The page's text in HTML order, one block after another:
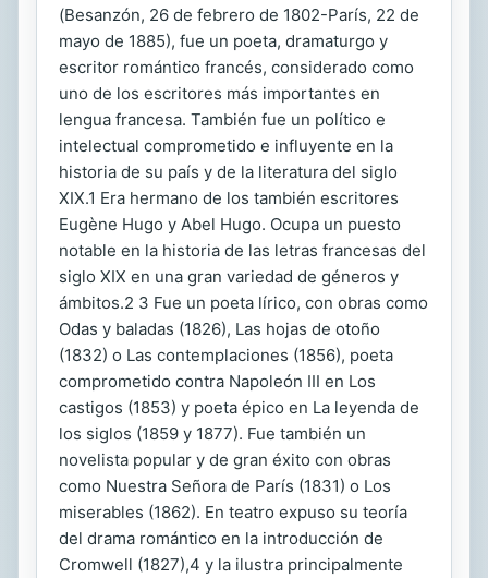
(Besanzón, 26 de febrero de 1802-París, 22 de
mayo de 1885), fue un poeta, dramaturgo y
escritor romántico francés, considerado como
uno de los escritores más importantes en
lengua francesa. También fue un político e
intelectual comprometido e influyente en la
historia de su país y de la literatura del siglo
XIX.1 Era hermano de los también escritores
Eugène Hugo y Abel Hugo. Ocupa un puesto
notable en la historia de las letras francesas del
siglo XIX en una gran variedad de géneros y
ámbitos.2 3 Fue un poeta lírico, con obras como
Odas y baladas (1826), Las hojas de otoño
(1832) o Las contemplaciones (1856), poeta
comprometido contra Napoleón III en Los
castigos (1853) y poeta épico en La leyenda de
los siglos (1859 y 1877). Fue también un
novelista popular y de gran éxito con obras
como Nuestra Señora de París (1831) o Los
miserables (1862). En teatro expuso su teoría
del drama romántico en la introducción de
Cromwell (1827),4 y la ilustra principalmente